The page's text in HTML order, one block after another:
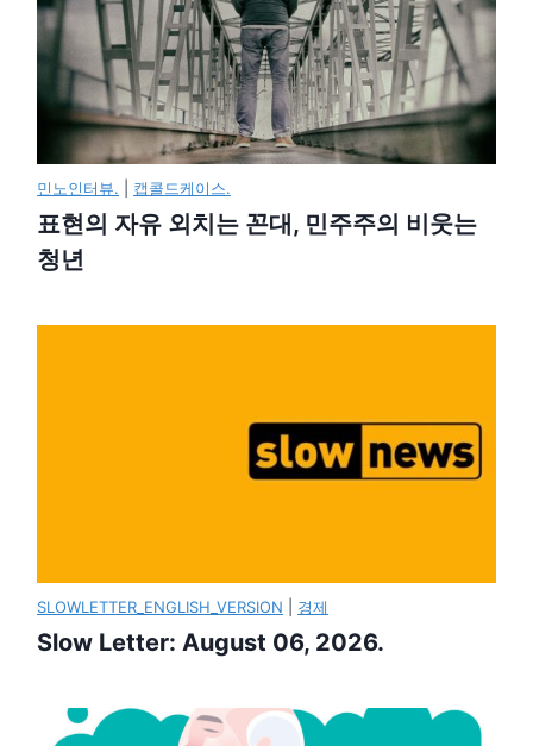
민노인터뷰. 캡콜드케이스.
표현의 자유 외치는 꼰대, 민주주의 비웃는
청년
SLOWLETTER_ENGLISH_VERSION 경제
Slow Letter: August 06, 2026.